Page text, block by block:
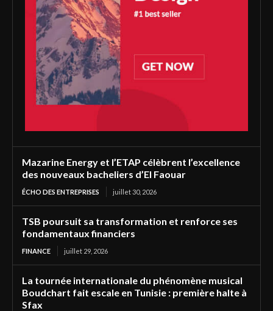
Mazarine Energy et l’ETAP célèbrent l’excellence
des nouveaux bacheliers d’El Faouar
ÉCHO DES ENTREPRISES juillet 30, 2026
TSB poursuit sa transformation et renforce ses
fondamentaux financiers
FINANCE juillet 29, 2026
La tournée internationale du phénomène musical
Boudchart fait escale en Tunisie : première halte à
Sfax